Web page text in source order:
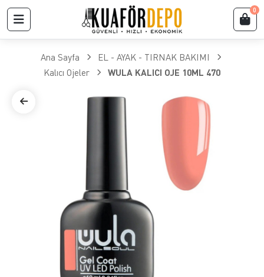
0
Ana Sayfa
EL - AYAK - TIRNAK BAKIMI
Kalıcı Ojeler
WULA KALICI OJE 10ML 470